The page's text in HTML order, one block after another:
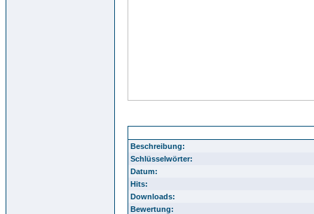
Beschreibung:
Schlüsselwörter:
Datum:
Hits:
Downloads:
Bewertung: